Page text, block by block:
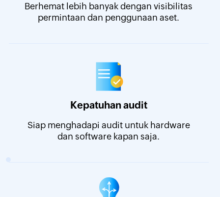
Berhemat lebih banyak dengan visibilitas
permintaan dan penggunaan aset.
Kepatuhan audit
Siap menghadapi audit untuk hardware
dan software kapan saja.